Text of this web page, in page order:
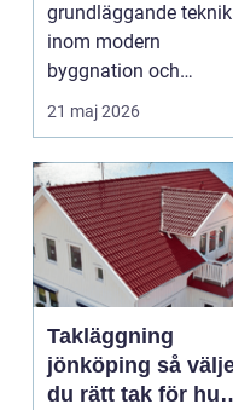
grundläggande teknik
inom modern
byggnation och
infrastrukturutveckling,
särs...
21 maj 2026
Takläggning
jönköping så väljer
du rätt tak för hus